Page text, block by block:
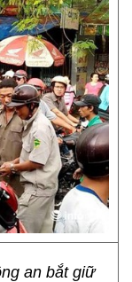
an bắt giữ